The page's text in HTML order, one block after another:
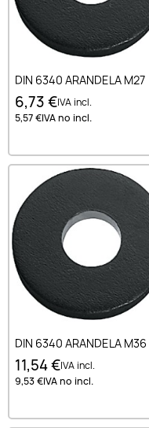
DIN 6340 ARANDELA M27
6,73 €IVA incl.
5,57 €IVA no incl.
DIN 6340 ARANDELA M36
11,54 €IVA incl.
9,53 €IVA no incl.